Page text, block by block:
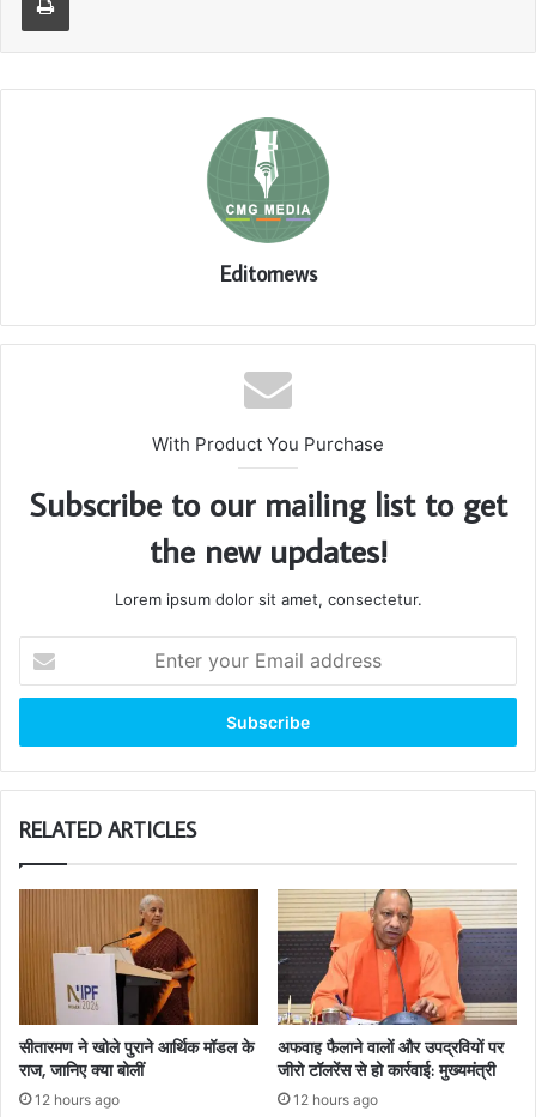
Editornews
With Product You Purchase
Subscribe to our mailing list to get
the new updates!
Lorem ipsum dolor sit amet, consectetur.
your
Email
RELATED ARTICLES
सीतारमण ने खोले पुराने आर्थिक मॉडल के
राज, जानिए क्या बोलीं
12 hours ago
अफवाह फैलाने वालों और उपद्रवियों पर
जीरो टॉलरेंस से हो कार्रवाई: मुख्यमंत्री
12 hours ago